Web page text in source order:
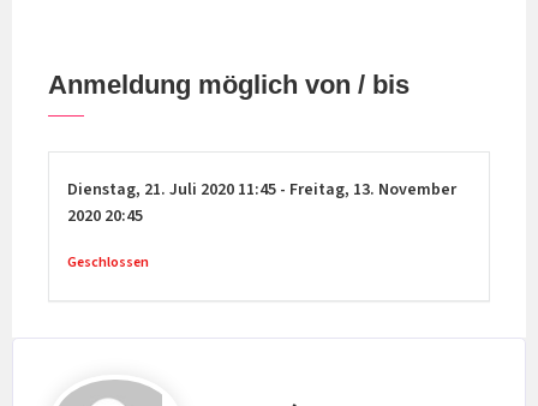
Einblick in die Praxisvolksschule zu gewinnen.
Anmeldung möglich von / bis
Dienstag, 21. Juli 2020 11:45 - Freitag, 13. November
2020 20:45
Geschlossen